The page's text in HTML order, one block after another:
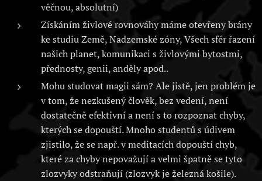
věčnou, absolutní)
Získáním živlové rovnováhy máme otevřeny brány
ke studiu Země, Nadzemské zóny, Všech sfér řazení
našich planet, komunikaci s živlovými bytostmi,
přednosty, genii, anděly apod..
Mohu studovat magii sám? Ale jistě, jen problém je
v tom, že nezkušený člověk, bez vedení, není
dostatečně efektivní a není s to rozpoznat chyby,
kterých se dopouští. Mnoho studentů s údivem
zjistilo, že se např. v meditacích dopouští chyb,
které za chyby nepovažují a velmi špatně se tyto
zlozvyky odstraňují (zlozvyk je železná košile).